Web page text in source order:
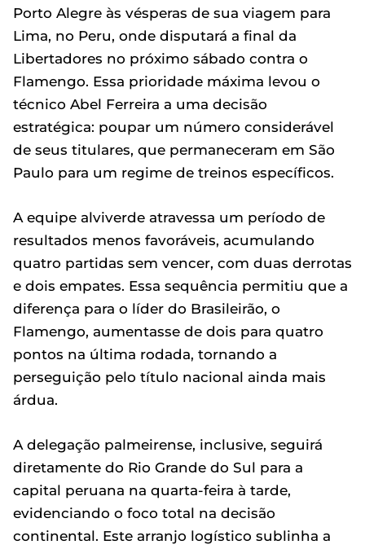
Porto Alegre às vésperas de sua viagem para
Lima, no Peru, onde disputará a final da
Libertadores no próximo sábado contra o
Flamengo. Essa prioridade máxima levou o
técnico Abel Ferreira a uma decisão
estratégica: poupar um número considerável
de seus titulares, que permaneceram em São
Paulo para um regime de treinos específicos.
A equipe alviverde atravessa um período de
resultados menos favoráveis, acumulando
quatro partidas sem vencer, com duas derrotas
e dois empates. Essa sequência permitiu que a
diferença para o líder do Brasileirão, o
Flamengo, aumentasse de dois para quatro
pontos na última rodada, tornando a
perseguição pelo título nacional ainda mais
árdua.
A delegação palmeirense, inclusive, seguirá
diretamente do Rio Grande do Sul para a
capital peruana na quarta-feira à tarde,
evidenciando o foco total na decisão
continental. Este arranjo logístico sublinha a